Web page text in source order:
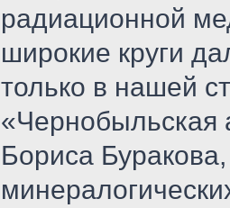
радиационной
широкие круги
только в нашей
«Чернобыльская
Бориса